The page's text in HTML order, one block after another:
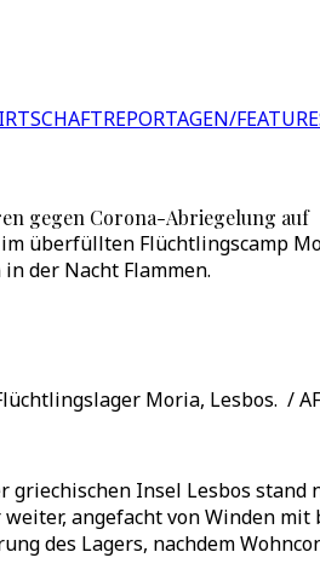
REPORTAGEN/
gegen Corona-Abriegelung auf
überfüllten Flüchtlingscamp
der Nacht Flammen.
Moria, Lesbos. /
griechischen Insel Lesbos
angefacht von Winden
des Lagers, nachdem